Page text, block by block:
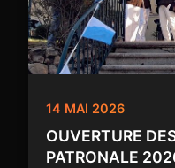
14 MAI 2026
OUVERTURE
PATRONALE